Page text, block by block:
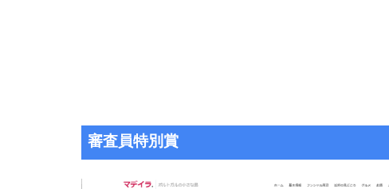
審査員特別賞